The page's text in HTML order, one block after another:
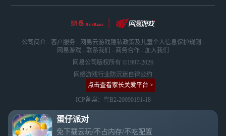
蛋仔派对
免下载云玩/不占内存/不吃配置
公司简介 - 客户服务 - 网易云游戏隐私政策及儿童个人信息保护规则 -
网易游戏 - 联系我们 - 商务合作 - 加入我们
网易公司版权所有 ©1997-2026
网络游戏行业防沉迷自律公约
点击查看家长关爱平台 >
ICP备案：粤B2-20090191-18